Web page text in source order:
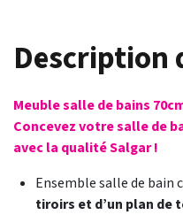
Description
Meuble salle de bains
Concevez votre salle de
avec la qualité Salgar !
Ensemble salle de bain
tiroirs et d’un plan de